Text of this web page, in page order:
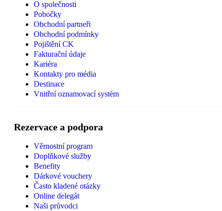
O společnosti
Pobočky
Obchodní partneři
Obchodní podmínky
Pojištění CK
Fakturační údaje
Kariéra
Kontakty pro média
Destinace
Vnitřní oznamovací systém
Rezervace a podpora
Věrnostní program
Doplňkové služby
Benefity
Dárkové vouchery
Často kladené otázky
Online delegát
Naši průvodci